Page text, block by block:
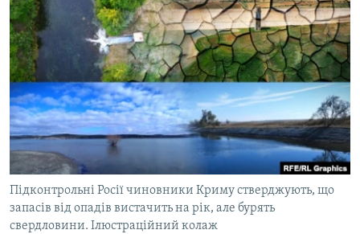
СПЕЦПРОЕКТИ
ДЕПОРТАЦІЯ
ВІДЕОУРОКИ «ELIFBE»
СВІДЧЕННЯ ОКУПАЦІЇ
УКРАЇНСЬКА ПРОБЛЕМА КРИМУ
ІНФОГРАФІКА
ЯК ОБІЙТИ БЛОКУВАННЯ
Русский
Qırımtatar
ДОЛУЧАЙСЯ!
Підконтрольні Росії чиновники Криму стверджують, що
запасів від опадів вистачить на рік, але бурять
свердловини. Ілюстраційний колаж